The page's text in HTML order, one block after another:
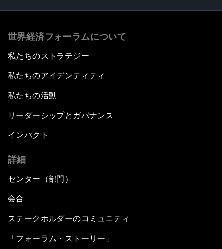
世界経済フォーラムについて
私たちのストラテジー
私たちのアイデンティティ
私たちの活動
リーダーシップとガバナンス
インパクト
詳細
センター（部門）
会合
ステークホルダーのコミュニティ
「フォーラム・ストーリー」